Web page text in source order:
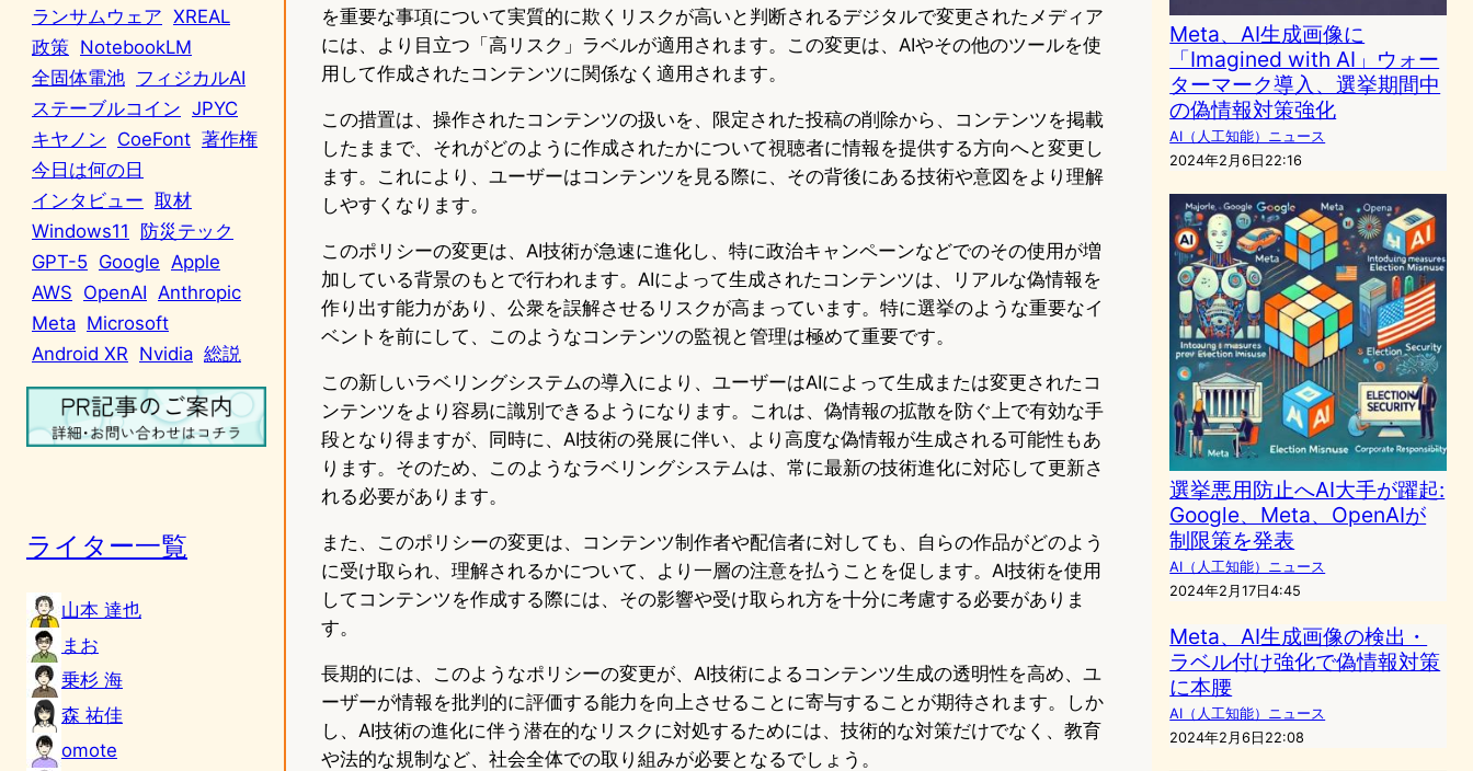
ランサムウェア XREAL
政策 NotebookLM
全固体電池 フィジカルAI
ステーブルコイン JPYC
キヤノン CoeFont 著作権
今日は何の日
インタビュー 取材
Windows11
防災テック
GPT-5 Google Apple
AWS OpenAI Anthropic
Meta Microsoft
Android XR Nvidia 総説
ライター一覧
山本 達也
まお
乗杉 海
森 祐佳
omote
を重要な事項について実質的に欺くリスクが高いと判断されるデジタルで変更されたメディア
には、より目立つ「高リスク」ラベルが適用されます。この変更は、AIやその他のツールを使
用して作成されたコンテンツに関係なく適用されます。
この措置は、操作されたコンテンツの扱いを、限定された投稿の削除から、コンテンツを掲載
したままで、それがどのように作成されたかについて視聴者に情報を提供する方向へと変更し
ます。これにより、ユーザーはコンテンツを見る際に、その背後にある技術や意図をより理解
しやすくなります。
このポリシーの変更は、AI技術が急速に進化し、特に政治キャンペーンなどでのその使用が増
加している背景のもとで行われます。AIによって生成されたコンテンツは、リアルな偽情報を
作り出す能力があり、公衆を誤解させるリスクが高まっています。特に選挙のような重要なイ
ベントを前にして、このようなコンテンツの監視と管理は極めて重要です。
この新しいラベリングシステムの導入により、ユーザーはAIによって生成または変更されたコ
ンテンツをより容易に識別できるようになります。これは、偽情報の拡散を防ぐ上で有効な手
段となり得ますが、同時に、AI技術の発展に伴い、より高度な偽情報が生成される可能性もあ
ります。そのため、このようなラベリングシステムは、常に最新の技術進化に対応して更新さ
れる必要があります。
また、このポリシーの変更は、コンテンツ制作者や配信者に対しても、自らの作品がどのよう
に受け取られ、理解されるかについて、より一層の注意を払うことを促します。AI技術を使用
してコンテンツを作成する際には、その影響や受け取られ方を十分に考慮する必要がありま
す。
長期的には、このようなポリシーの変更が、AI技術によるコンテンツ生成の透明性を高め、ユ
ーザーが情報を批判的に評価する能力を向上させることに寄与することが期待されます。しか
し、AI技術の進化に伴う潜在的なリスクに対処するためには、技術的な対策だけでなく、教育
や法的な規制など、社会全体での取り組みが必要となるでしょう。
Meta、AI生成画像に
「Imagined with AI」ウォー
ターマーク導入、選挙期間中
の偽情報対策強化
AI（人工知能）ニュース
2024年2月6日22:16
選挙悪用防止へAI大手が躍起:
Google、Meta、OpenAIが
制限策を発表
AI（人工知能）ニュース
2024年2月17日4:45
Meta、AI生成画像の検出・
ラベル付け強化で偽情報対策
に本腰
AI（人工知能）ニュース
2024年2月6日22:08